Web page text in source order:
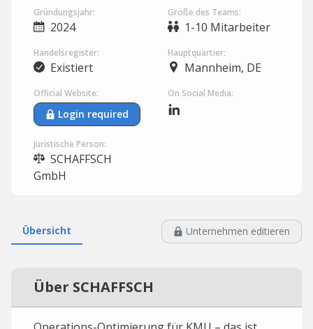
Gründungsjahr:
2024
Größe des Teams:
1-10 Mitarbeiter
Handelsregister:
Existiert
Hauptquartier:
Mannheim, DE
Official Website:
Login required
On Social Media:
Juristische Person:
SCHAFFSCH
GmbH
Übersicht Unternehmen editieren
Über SCHAFFSCH